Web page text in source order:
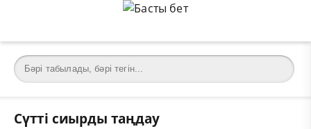
Сүтті сиырды таңдау